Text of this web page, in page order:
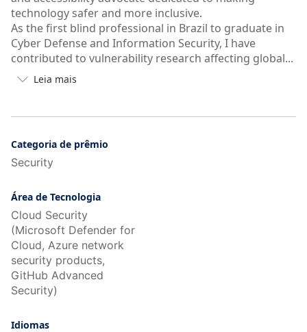
technology safer and more inclusive.
As the first blind professional in Brazil to graduate in
Cyber Defense and Information Security, I have
contributed to vulnerability research affecting global...
 Leia mais
Botão
ver
da
autobiografia
Categoria de prêmio
Security
Área de Tecnologia
Cloud Security
(Microsoft Defender for
Cloud, Azure network
security products,
GitHub Advanced
Security)
Idiomas